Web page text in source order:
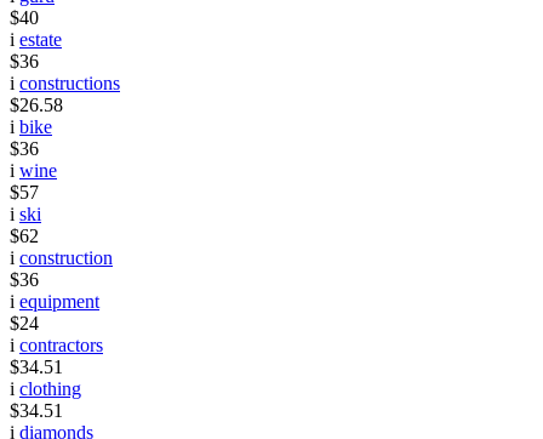
$40
i estate
$36
i constructions
$26.58
i bike
$36
i wine
$57
i ski
$62
i construction
$36
i equipment
$24
i contractors
$34.51
i clothing
$34.51
i diamonds